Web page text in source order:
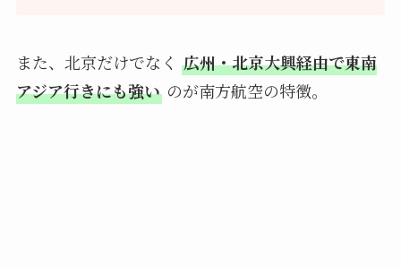
また、北京だけでなく 広州・北京大興経由で東南
アジア行きにも強いのが南方航空の特徴。